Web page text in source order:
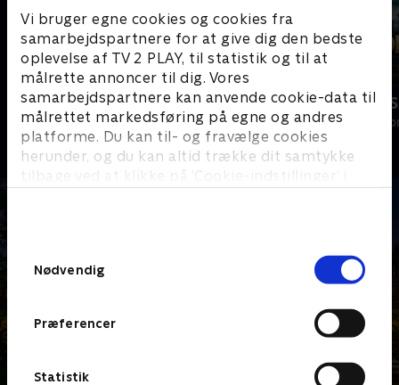
Vi bruger egne cookies og cookies fra
samarbejdspartnere for at give dig den bedste
oplevelse af TV 2 PLAY, til statistik og til at
målrette annoncer til dig. Vores
samarbejdspartnere kan anvende cookie-data til
målrettet markedsføring på egne og andres
platforme. Du kan til- og fravælge cookies
herunder, og du kan altid trække dit samtykke
tilbage ved at klikke på ’Cookie-indstillinger’ i
Nødvendig
Præferencer
Statistik
Landmand søger kærlighed
Reality • 13 sæsoner
Forræder
Reality • 2